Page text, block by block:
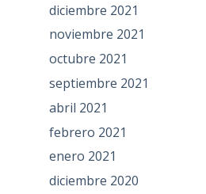
diciembre 2021
noviembre 2021
octubre 2021
septiembre 2021
abril 2021
febrero 2021
enero 2021
diciembre 2020